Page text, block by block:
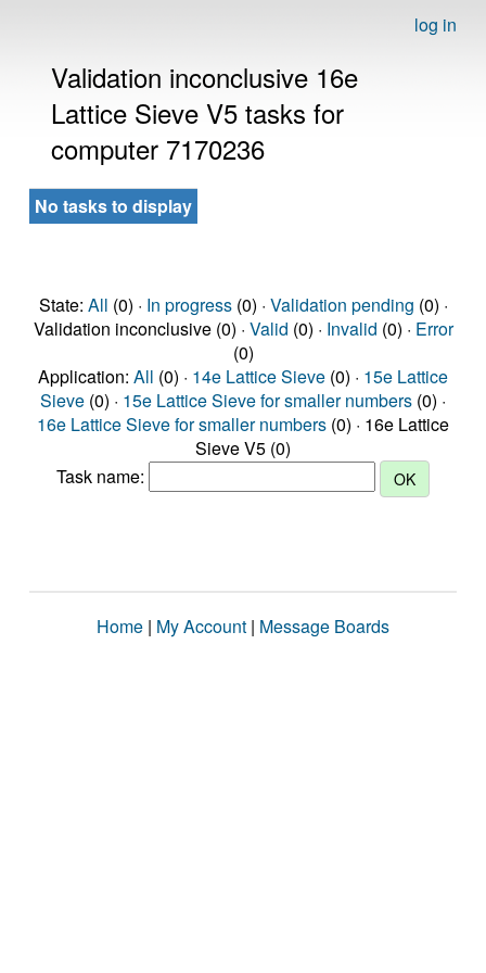
log in
Validation inconclusive 16e
Lattice Sieve V5 tasks for
computer 7170236
No tasks to display
State: All (0) · In progress(0) · Validation pending (0) ·
Validation inconclusive (0) · Valid (0) · Invalid (0) · Error
(0)
Application: All (0) · 14e Lattice Sieve (0) · 15e Lattice
Sieve (0) · 15e Lattice Sieve for smaller numbers (0) ·
16e Lattice Sieve for smaller numbers (0) · 16e Lattice
Sieve V5 (0)
Task name:
Home | My Account | Message Boards